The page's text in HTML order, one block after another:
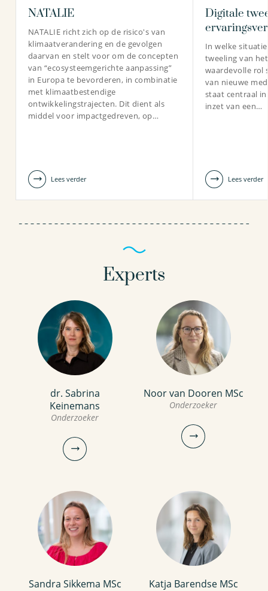
NATALIE
NATALIE richt zich op de risico's van
klimaatverandering en de gevolgen
daarvan en stelt voor om de concepten
van “ecosysteemgerichte aanpassing”
in Europa te bevorderen, in combinatie
met klimaatbestendige
ontwikkelingstrajecten. Dit dient als
middel voor impactgedreven, op…
Lees verder
Digitale
In welke
tweeling van
waardevolle rol
van nieuwe
staat centraal
inzet van een…
Lees verder
Experts
dr. Sabrina
Keinemans
Onderzoeker
Noor van Dooren MSc
Onderzoeker
Noor van Dooren MSc
Sandra Sikkema MSc Katja Barendse MSc